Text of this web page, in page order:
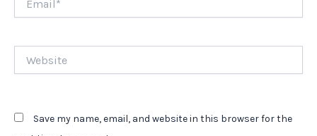
Save my name, email, and website in this browser for the